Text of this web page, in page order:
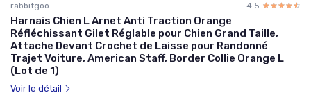
rabbitgoo 4.5 ☆☆☆☆☆
★★★★★
Harnais Chien L Arnet Anti Traction Orange
Réfléchissant Gilet Réglable pour Chien Grand Taille,
Attache Devant Crochet de Laisse pour Randonné
Trajet Voiture, American Staff, Border Collie Orange L
(Lot de 1)
Voir le détail